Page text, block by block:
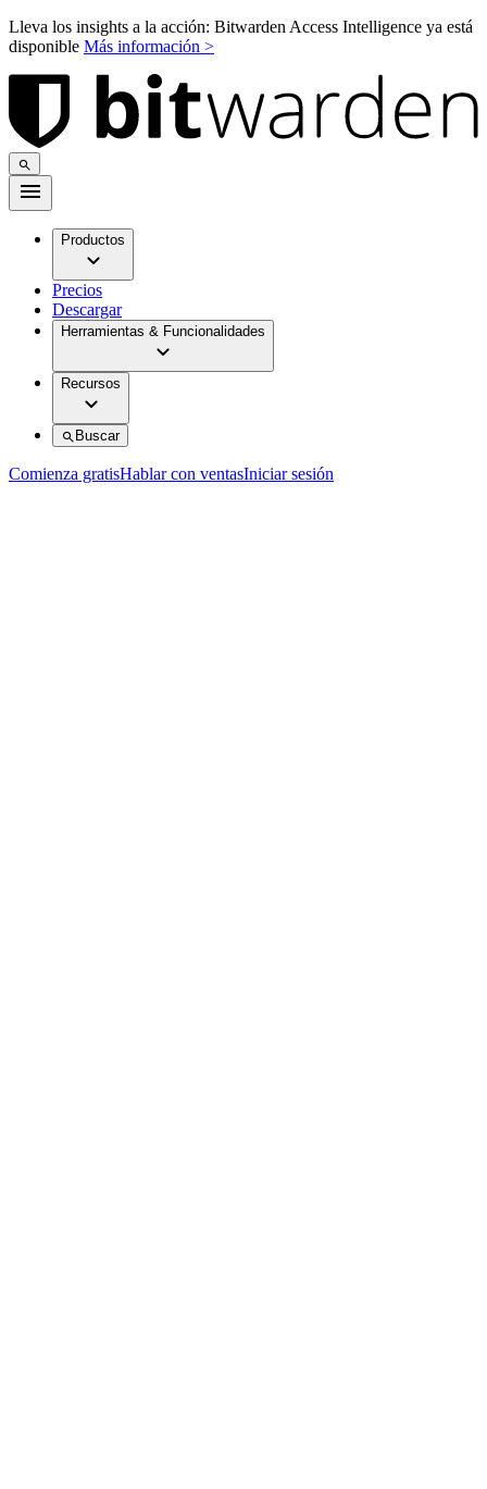
Lleva los insights a la acción: Bitwarden Access Intelligence ya está
disponible Más información >
Productos
Precios
Descargar
Herramientas & Funcionalidades
Recursos
Buscar
Comienza gratisHablar con ventasIniciar sesión